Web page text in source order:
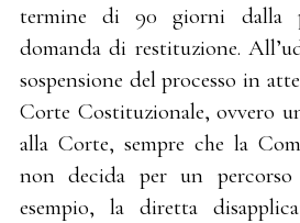
termine di 90 giorni dalla
domanda di restituzione.
sospensione del processo in
Corte Costituzionale, ovvero
alla Corte, sempre che la
non decida per un percorso
esempio, la diretta